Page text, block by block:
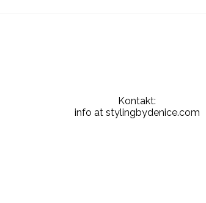
Kontakt:
info at stylingbydenice.com